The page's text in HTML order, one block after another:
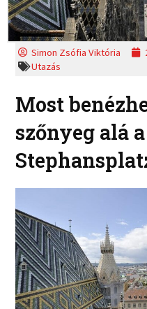
Simon Zsófia Viktória
Utazás
Most
szőnyeg alá